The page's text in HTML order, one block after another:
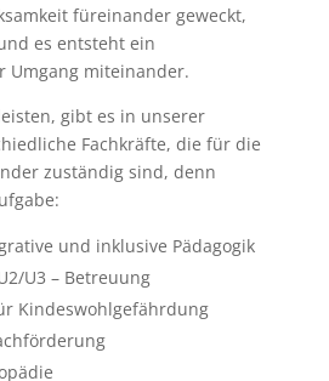
füreinander geweckt,
es entsteht ein
Umgang miteinander.
gibt es in unserer
Fachkräfte, die für die
zuständig sind, denn
und inklusive Pädagogik
U3 – Betreuung
Kindeswohlgefährdung